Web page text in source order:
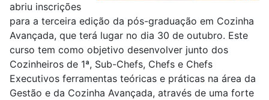
abriu inscrições
para a terceira edição da pós-graduação em Cozinha
Avançada, que terá lugar no dia 30 de outubro. Este
curso tem como objetivo desenvolver junto dos
Cozinheiros de 1ª, Sub-Chefs, Chefs e Chefs
Executivos ferramentas teóricas e práticas na área da
Gestão e da Cozinha Avançada, através de uma forte